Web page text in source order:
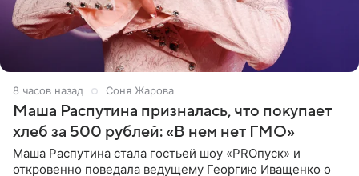
8 часов назад Соня Жарова
Маша Распутина призналась, что покупает
хлеб за 500 рублей: «В нем нет ГМО»
Маша Распутина стала гостьей шоу «PROпуск» и
откровенно поведала ведущему Георгию Иващенко о